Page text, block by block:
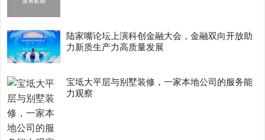
陆家嘴论坛上演科创金融大会，金融双向开放助
力新质生产力高质量发展
宝坻大平层与别墅装修，一家本地公司的服务能
力观察